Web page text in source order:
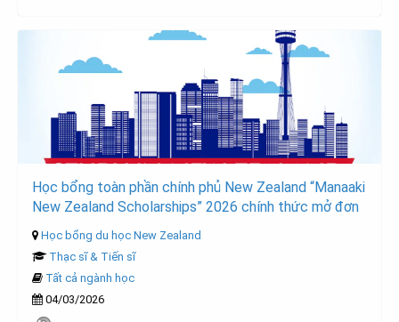
Học bổng toàn phần chính phủ New Zealand “Manaaki
New Zealand Scholarships” 2026 chính thức mở đơn
Học bổng du học New Zealand
Thạc sĩ & Tiến sĩ
Tất cả ngành học
04/03/2026